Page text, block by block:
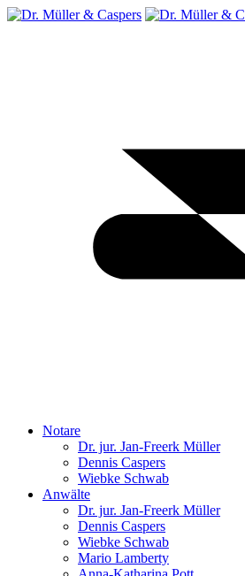
Notare
Dr. jur. Jan-Freerk Müller
Dennis Caspers
Wiebke Schwab
Anwälte
Dr. jur. Jan-Freerk Müller
Dennis Caspers
Wiebke Schwab
Mario Lamberty